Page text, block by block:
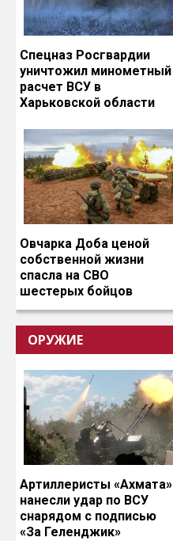
Спецназ Росгвардии
уничтожил минометный
расчет ВСУ в
Харьковской области
Овчарка Доба ценой
собственной жизни
спасла на СВО
шестерых бойцов
ОРУЖИЕ
Артиллеристы «Ахмата»
нанесли удар по ВСУ
снарядом с подписью
«За Геленджик»